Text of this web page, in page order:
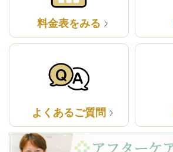
料金表をみる
よくあるご質問